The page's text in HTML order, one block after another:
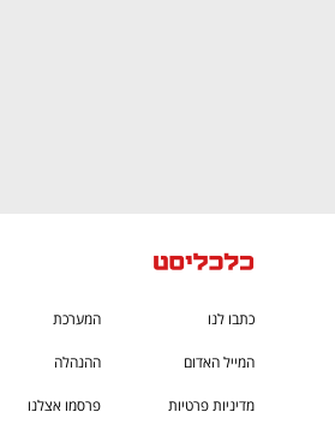
כתבו לנו המערכת
המייל האדום ההנהלה
מדיניות פרטיות פרסמו אצלנו